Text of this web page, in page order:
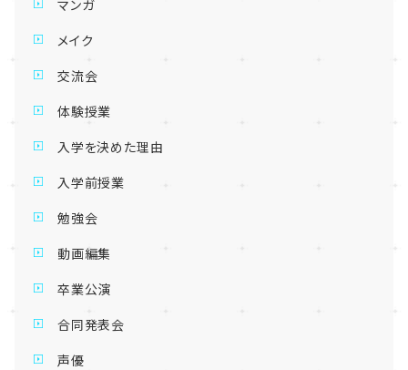
マンガ
メイク
交流会
体験授業
入学を決めた理由
入学前授業
勉強会
動画編集
卒業公演
合同発表会
声優